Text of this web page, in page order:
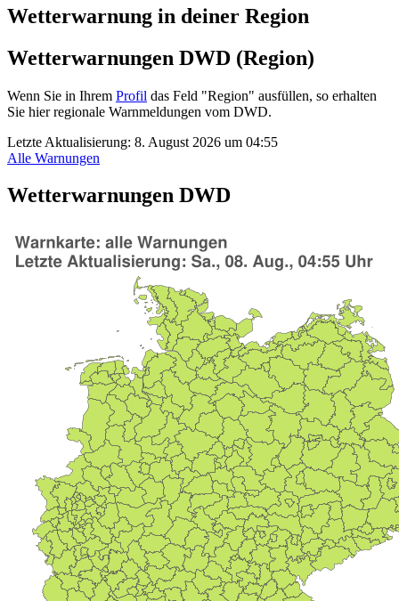
Wetterwarnung in deiner Region
Wetterwarnungen DWD (Region)
Wenn Sie in Ihrem Profil das Feld "Region" ausfüllen, so erhalten
Sie hier regionale Warnmeldungen vom DWD.
Letzte Aktualisierung: 8. August 2026 um 04:55
Alle Warnungen
Wetterwarnungen DWD